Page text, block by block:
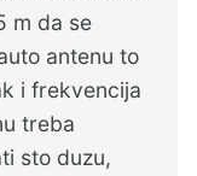
m da se
antenu to
i frekvencija
treba
sto duzu,